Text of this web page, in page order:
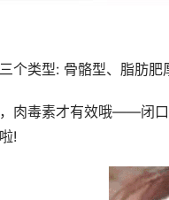
个类型: 骨骼型、脂肪
肉毒素才有效哦——闭
!